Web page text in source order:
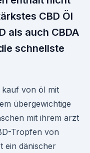
CBD Öl
als auch CBDA
schnellste
kauf von öl mit
übergewichtige
mit ihrem arzt
Tropfen von
ein dänischer